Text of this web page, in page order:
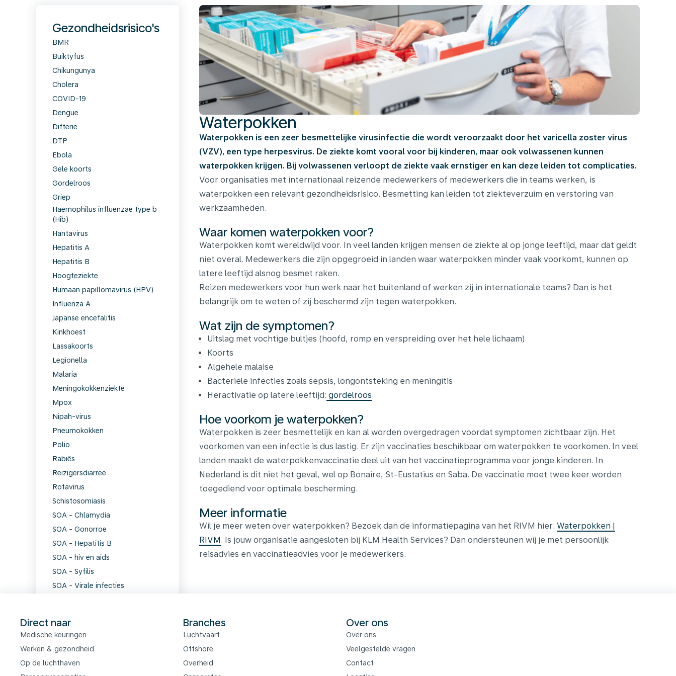
Gezondheidsrisico's
BMR
Buiktyfus
Chikungunya
Cholera
COVID-19
Dengue
Difterie
DTP
Ebola
Gele koorts
Gordelroos
Griep
Haemophilus influenzae type b
(Hib)
Hantavirus
Hepatitis A
Hepatitis B
Hoogteziekte
Humaan papillomavirus (HPV)
Influenza A
Japanse encefalitis
Kinkhoest
Lassakoorts
Legionella
Malaria
Meningokokkenziekte
Mpox
Nipah-virus
Pneumokokken
Polio
Rabiës
Reizigersdiarree
Rotavirus
Schistosomiasis
SOA - Chlamydia
SOA - Gonorroe
SOA - Hepatitis B
SOA - hiv en aids
SOA - Syfilis
SOA - Virale infecties
Trombose
Waterpokken
Waterpokken is een zeer besmettelijke virusinfectie die wordt veroorzaakt door het varicella zoster virus
(VZV), een type herpesvirus. De ziekte komt vooral voor bij kinderen, maar ook volwassenen kunnen
waterpokken krijgen. Bij volwassenen verloopt de ziekte vaak ernstiger en kan deze leiden tot complicaties.
Voor organisaties met internationaal reizende medewerkers of medewerkers die in teams werken, is
waterpokken een relevant gezondheidsrisico. Besmetting kan leiden tot ziekteverzuim en verstoring van
werkzaamheden.
Waar komen waterpokken voor?
Waterpokken komt wereldwijd voor. In veel landen krijgen mensen de ziekte al op jonge leeftijd, maar dat geldt
niet overal. Medewerkers die zijn opgegroeid in landen waar waterpokken minder vaak voorkomt, kunnen op
latere leeftijd alsnog besmet raken.
Reizen medewerkers voor hun werk naar het buitenland of werken zij in internationale teams? Dan is het
belangrijk om te weten of zij beschermd zijn tegen waterpokken.
Wat zijn de symptomen?
Uitslag met vochtige bultjes (hoofd, romp en verspreiding over het hele lichaam)
Koorts
Algehele malaise
Bacteriële infecties zoals sepsis, longontsteking en meningitis
Heractivatie op latere leeftijd: gordelroos
Hoe voorkom je waterpokken?
Waterpokken is zeer besmettelijk en kan al worden overgedragen voordat symptomen zichtbaar zijn. Het
voorkomen van een infectie is dus lastig. Er zijn vaccinaties beschikbaar om waterpokken te voorkomen. In veel
landen maakt de waterpokkenvaccinatie deel uit van het vaccinatieprogramma voor jonge kinderen. In
Nederland is dit niet het geval, wel op Bonaire, St-Eustatius en Saba. De vaccinatie moet twee keer worden
toegediend voor optimale bescherming.
Meer informatie
Wil je meer weten over waterpokken? Bezoek dan de informatiepagina van het RIVM hier: Waterpokken |
RIVM. Is jouw organisatie aangesloten bij KLM Health Services? Dan ondersteunen wij je met persoonlijk
reisadvies en vaccinatieadvies voor je medewerkers.
Direct naar
Medische keuringen
Werken & gezondheid
Op de luchthaven
Branches
Luchtvaart
Offshore
Overheid
Over ons
Over ons
Veelgestelde vragen
Contact